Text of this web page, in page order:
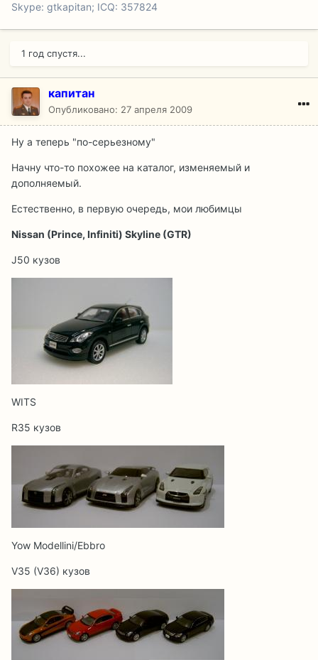
Skype: gtkapitan; ICQ: 357824
1 год спустя...
капитан
Опубликовано: 27 апреля 2009
Ну а теперь "по-серьезному"
Начну что-то похожее на каталог, изменяемый и
дополняемый.
Естественно, в первую очередь, мои любимцы
Nissan (Prince, Infiniti) Skyline (GTR)
J50 кузов
WITS
R35 кузов
Yow Modellini/Еbbro
V35 (V36) кузов